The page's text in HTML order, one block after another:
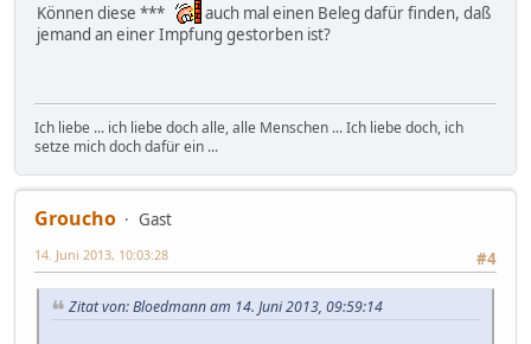
Können diese ***
auch mal einen Beleg dafür finden, daß
jemand an einer Impfung gestorben ist?
Ich liebe ... ich liebe doch alle, alle Menschen ... Ich liebe doch, ich
setze mich doch dafür ein ...
Groucho
Gast
#4
14. Juni 2013, 10:03:28
Zitat von: Bloedmann am 14. Juni 2013, 09:59:14